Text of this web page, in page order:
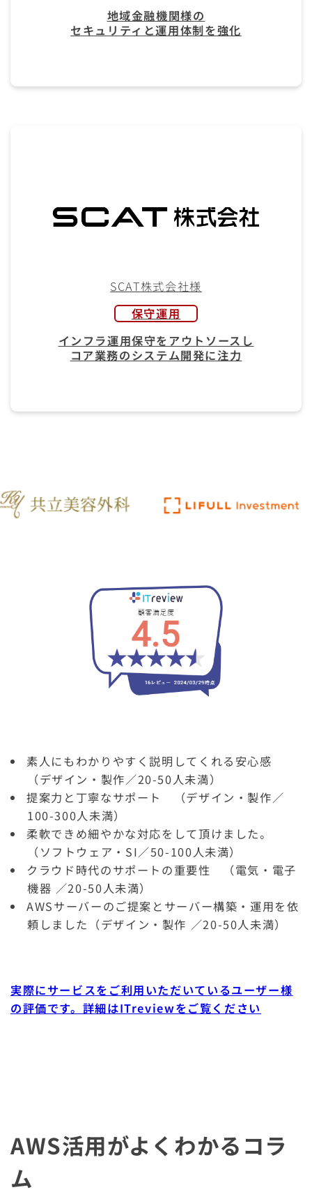
地域金融機関様の
セキュリティと運用体制を強化
SCAT株式会社様
保守運用
インフラ運用保守をアウトソースし
コア業務のシステム開発に注力
素人にもわかりやすく説明してくれる安心感
（デザイン・製作／20-50人未満）
提案力と丁寧なサポート （デザイン・製作／
100-300人未満）
柔軟できめ細やかな対応をして頂けました。
（ソフトウェア・SI／50-100人未満）
クラウド時代のサポートの重要性 （電気・電子
機器 ／20-50人未満）
AWSサーバーのご提案とサーバー構築・運用を依
頼しました（デザイン・製作 ／20-50人未満）
実際にサービスをご利用いただいているユーザー様
の評価です。詳細はITreviewをご覧ください
AWS活用がよくわかるコラ
ム